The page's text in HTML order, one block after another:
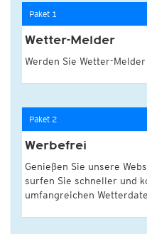
Paket 1
Wetter-Melder
Werden Sie Wetter-
Paket 2
Werbefrei
Genießen Sie unsere
surfen Sie schneller und
umfangreichen